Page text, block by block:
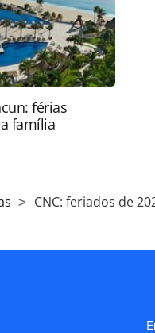
férias
família
CNC: feriados de